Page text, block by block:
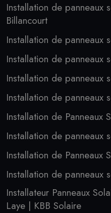
Installation de panneaux
Billancourt
Installation de panneaux
Installation de panneaux
Installation de panneaux
Installation de panneaux
Installation de Panneaux
Installation de panneaux
Installation de Panneaux
Installation de panneaux
Installateur Panneaux
Laye | KBB Solaire